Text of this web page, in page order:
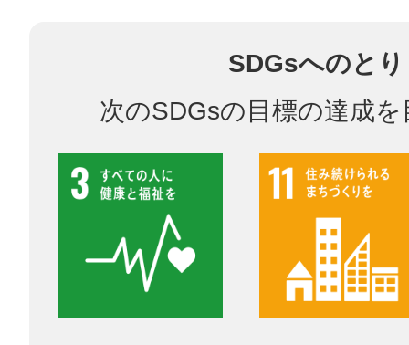
SDGsへのと
次のSDGsの目標の達成
渋谷区
八女
日立